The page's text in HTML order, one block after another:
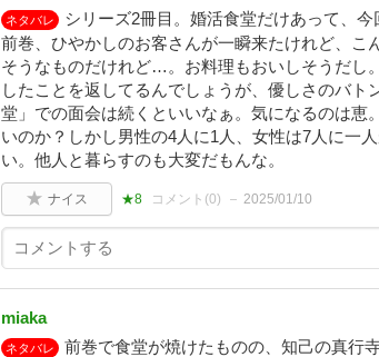
ネタバレ
シリーズ2冊目。婚活食堂だけあって、今
前巻、ひやかしのお客さんが一瞬来たけれど、こ
そうなものだけれど…。お料理もおいしそうだし
したことを返してるんでしょうが、優しさのバト
堂」での面会は続くといいなぁ。気になるのは恵
いのか？しかし男性の4人に1人、女性は7人に一
い。他人と暮らすのも大変だもんな。
ナイス ★8 コメント(0) 2025/01/10
miaka
ネタバレ
前巻で食堂が焼けたものの、知己の真行